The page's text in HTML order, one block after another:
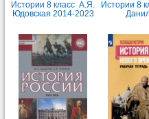
Истории 8 класс А.Я.
Юдовская 2014-2023
Истории 8